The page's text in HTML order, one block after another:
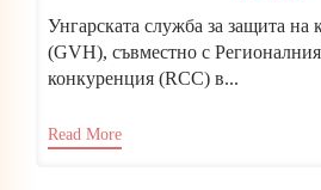
Унгарската служба за защита на
(GVH), съвместно с
конкуренция (RCC) в...
Read More